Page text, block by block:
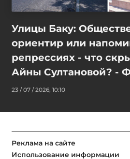
Улицы Баку:
ориентир или
репрессиях - что
Айны Султановой? -
23 / 07 / 2026, 10:10
Реклама на сайте
Использование информации